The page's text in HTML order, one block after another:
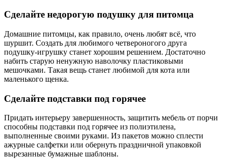
Сделайте недорогую подушку для питомца
Домашние питомцы, как правило, очень любят всё, что
шуршит. Создать для любимого четвероногого друга
подушку-игрушку станет хорошим решением. Достаточно
набить старую ненужную наволочку пластиковыми
мешочками. Такая вещь станет любимой для кота или
маленького щенка.
Сделайте подставки под горячее
Придать интерьеру завершенность, защитить мебель от порчи
способны подставки под горячее из полиэтилена,
выполненные своими руками. Из пакетов можно сплести
ажурные салфетки или обернуть праздничной упаковкой
вырезанные бумажные шаблоны.